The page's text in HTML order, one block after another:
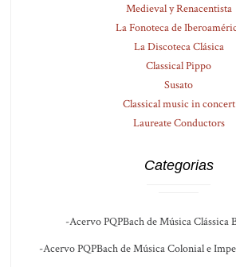
Medieval y Renacentista
La Fonoteca de
La Discoteca Clásica
Classical Pippo
Susato
Classical music in concert
Laureate Conductors
Categorias
-Acervo PQPBach de Música Clássica
-Acervo PQPBach de Música Colonial e